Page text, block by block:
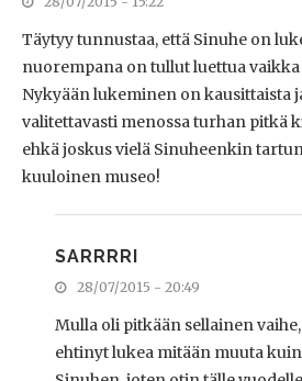
Täytyy tunnustaa, että Sinuhe on
nuorempana on tullut luettua
Nykyään lukeminen on kausittaista
valitettavasti menossa turhan pitkä
ehkä joskus vielä Sinuheenkin
kuuloinen museo!
SARRRRI
28/07/2015 - 20:49
Mulla oli pitkään sellainen
ehtinyt lukea mitään muuta